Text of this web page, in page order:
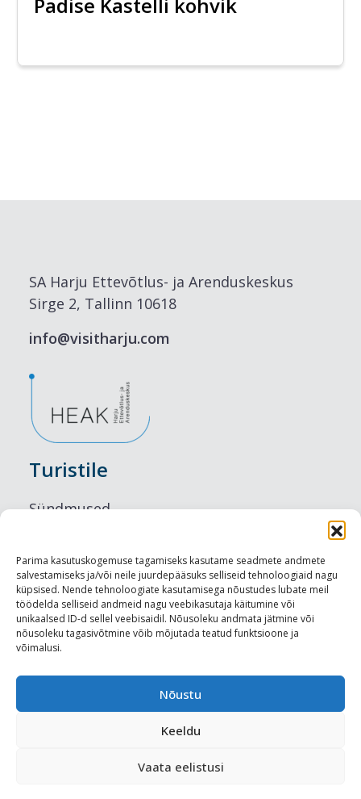
Parima kasutuskogemuse tagamiseks kasutame seadmete andmete
salvestamiseks ja/või neile juurdepääsuks selliseid tehnoloogiaid nagu
küpsised. Nende tehnoloogiate kasutamisega nõustudes lubate meil
töödelda selliseid andmeid nagu veebikasutaja käitumine või
unikaalsed ID-d sellel veebisaidil. Nõusoleku andmata jätmine või
nõusoleku tagasivõtmine võib mõjutada teatud funktsioone ja
võimalusi.
Nõustu
Keeldu
Vaata eelistusi
Padise Kastelli kohvik
SA Harju Ettevõtlus- ja Arenduskeskus
Sirge 2, Tallinn 10618
info@visitharju.com
Turistile
Sündmused
Maitseelamused
Vaatamisväärsused
Visit Tallinn
Turismiprofessionaalile
Harju-, Rapla- ja Läänemaa DMO
Meediakajastused